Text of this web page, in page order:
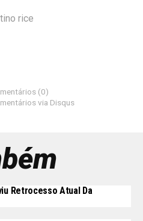
rice
(0)
via Disqus
Retrocesso Atual Da